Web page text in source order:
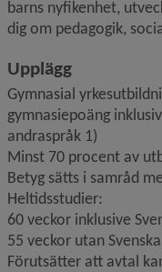
barns nyfikenhet,
dig om pedagogik,
Upplägg
Gymnasial
gymnasiepoäng
andraspråk 1)
Minst 70 procent av
Betyg sätts i samråd
Heltidsstudier:
60 veckor inklusive
55 veckor utan
Förutsätter att avtal